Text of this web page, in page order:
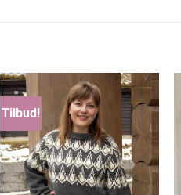
Tilbud!